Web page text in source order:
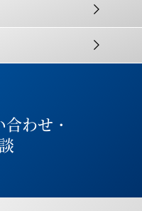
わせ・